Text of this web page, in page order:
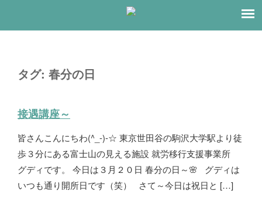
タグ: 春分の日
接遇講座～
皆さんこんにちわ(^_-)-☆ 東京世田谷の駒沢大学駅より徒
歩３分にある富士山の見える施設 就労移行支援事業所
グディです。 今日は３月２０日 春分の日～🌸 グディは
いつも通り開所日です（笑） さて～今日は祝日と […]